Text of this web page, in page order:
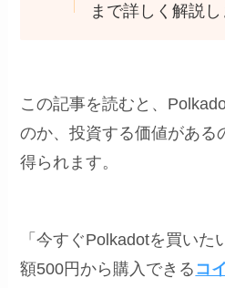
まで詳しく解説
この記事を読むと、
のか、投資する価値がある
得られます。
「今すぐPolkadotを買い
額500円から購入できる コ